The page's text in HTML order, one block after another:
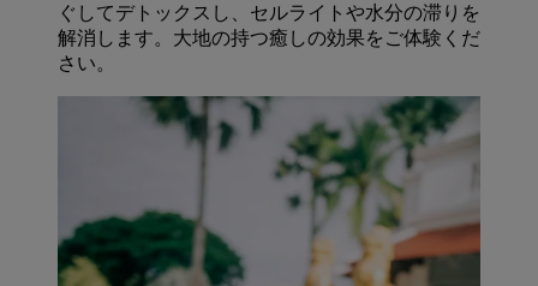
ぐしてデトックスし、セルライトや水分の滞りを
解消します。大地の持つ癒しの効果をご体験くだ
さい。